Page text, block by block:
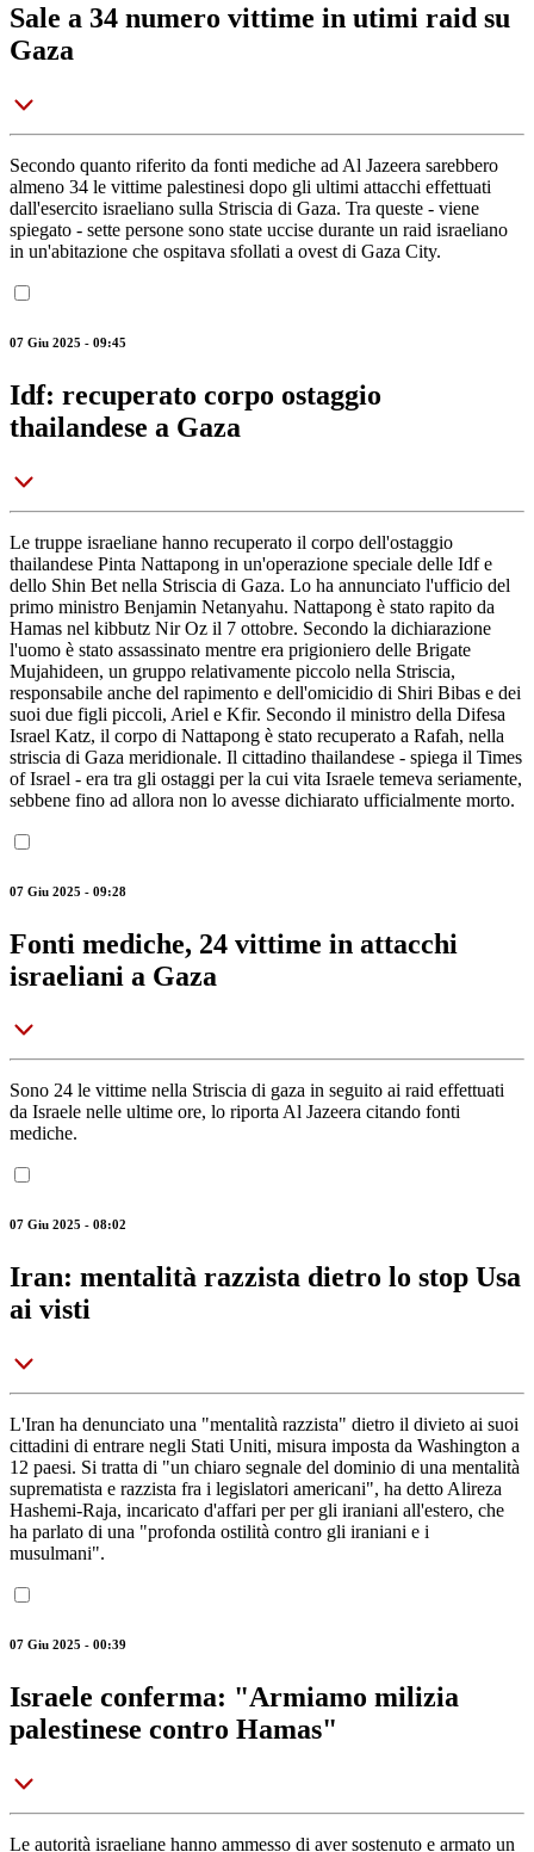
Sale a 34 numero vittime in utimi raid su
Gaza
Secondo quanto riferito da fonti mediche ad Al Jazeera sarebbero
almeno 34 le vittime palestinesi dopo gli ultimi attacchi effettuati
dall'esercito israeliano sulla Striscia di Gaza. Tra queste - viene
spiegato - sette persone sono state uccise durante un raid israeliano
in un'abitazione che ospitava sfollati a ovest di Gaza City.
07 Giu 2025 - 09:45
Idf: recuperato corpo ostaggio
thailandese a Gaza
Le truppe israeliane hanno recuperato il corpo dell'ostaggio
thailandese Pinta Nattapong in un'operazione speciale delle Idf e
dello Shin Bet nella Striscia di Gaza. Lo ha annunciato l'ufficio del
primo ministro Benjamin Netanyahu. Nattapong è stato rapito da
Hamas nel kibbutz Nir Oz il 7 ottobre. Secondo la dichiarazione
l'uomo è stato assassinato mentre era prigioniero delle Brigate
Mujahideen, un gruppo relativamente piccolo nella Striscia,
responsabile anche del rapimento e dell'omicidio di Shiri Bibas e dei
suoi due figli piccoli, Ariel e Kfir. Secondo il ministro della Difesa
Israel Katz, il corpo di Nattapong è stato recuperato a Rafah, nella
striscia di Gaza meridionale. Il cittadino thailandese - spiega il Times
of Israel - era tra gli ostaggi per la cui vita Israele temeva seriamente,
sebbene fino ad allora non lo avesse dichiarato ufficialmente morto.
07 Giu 2025 - 09:28
Fonti mediche, 24 vittime in attacchi
israeliani a Gaza
Sono 24 le vittime nella Striscia di gaza in seguito ai raid effettuati
da Israele nelle ultime ore, lo riporta Al Jazeera citando fonti
mediche.
07 Giu 2025 - 08:02
Iran: mentalità razzista dietro lo stop Usa
ai visti
L'Iran ha denunciato una "mentalità razzista" dietro il divieto ai suoi
cittadini di entrare negli Stati Uniti, misura imposta da Washington a
12 paesi. Si tratta di "un chiaro segnale del dominio di una mentalità
suprematista e razzista fra i legislatori americani", ha detto Alireza
Hashemi-Raja, incaricato d'affari per per gli iraniani all'estero, che
ha parlato di una "profonda ostilità contro gli iraniani e i
musulmani".
07 Giu 2025 - 00:39
Israele conferma: "Armiamo milizia
palestinese contro Hamas"
Le autorità israeliane hanno ammesso di aver sostenuto e armato un